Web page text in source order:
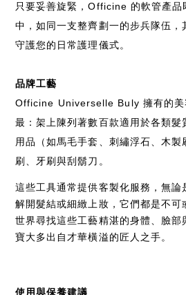
只要妥善旋緊，Officine 的軟管產品
中，如同一支整齊劃一的步兵隊伍，
守護您的日常護理儀式。
品牌工藝
Officine Universelle Buly 擁有的美
最：架上陳列著數百款適用於各類髮
用品（如馬毛手套、刺繡浮石、木製
刷、牙刷與刮鬍刀。
這些工具通常提供客製化服務，無論
解開髮結或細緻上妝，它們都是不可
世界尋找這些工藝精湛的身體、臉部
寶大多出自才華橫溢的匠人之手。
使用與保養建議